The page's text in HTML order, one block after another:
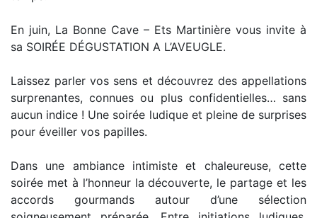
En juin, La Bonne Cave – Ets Martinière vous invite à
sa SOIRÉE DÉGUSTATION A L’AVEUGLE.
Laissez parler vos sens et découvrez des appellations
surprenantes, connues ou plus confidentielles… sans
aucun indice ! Une soirée ludique et pleine de surprises
pour éveiller vos papilles.
Dans une ambiance intimiste et chaleureuse, cette
soirée met à l’honneur la découverte, le partage et les
accords gourmands autour d’une sélection